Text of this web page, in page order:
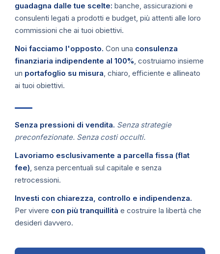
guadagna dalle tue scelte: banche, assicurazioni e
consulenti legati a prodotti e budget, più attenti alle loro
commissioni che ai tuoi obiettivi.
Noi facciamo l'opposto. Con una consulenza
finanziaria indipendente al 100% , costruiamo insieme
un portafoglio su misura , chiaro, efficiente e allineato
ai tuoi obiettivi.
Senza pressioni di vendita. Senza strategie
preconfezionate. Senza costi occulti.
Lavoriamo esclusivamente a parcella fissa (flat
fee) , senza percentuali sul capitale e senza
retrocessioni.
Investi con chiarezza, controllo e indipendenza.
Per vivere con più tranquillità e costruire la libertà che
desideri davvero.